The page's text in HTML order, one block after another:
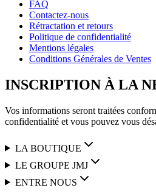
FAQ
Contactez-nous
Rétractation et retours
Politique de confidentialité
Mentions légales
Conditions Générales de Ventes
INSCRIPTION À LA
Vos informations seront traitées
confidentialité et vous pouvez vous
LA BOUTIQUE
LE GROUPE JMJ
ENTRE NOUS